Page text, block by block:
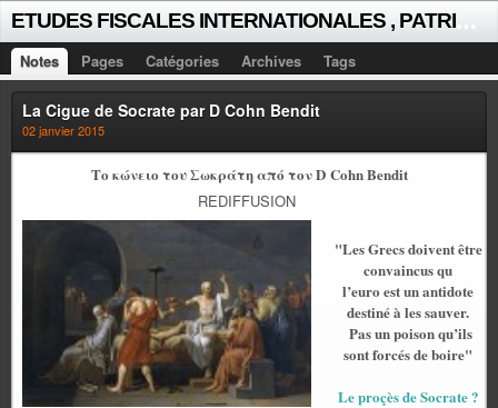
Notes Pages Catégories Archives Tags
La Cigue de Socrate par D Cohn Bendit
02 janvier 2015
Το κώνειο του Σωκράτη από τον D Cohn Bendit
REDIFFUSION
"Les Grecs doivent être
convaincus qu
l’euro est un antidote
destiné à les sauver.
Pas un poison qu’ils
sont forcés de boire"
Le proçès de Socrate ?